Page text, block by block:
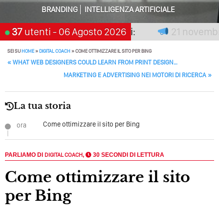
Perché Pubblicare Non Basta Più? Contenuti Di Valore O
Solo Rumore…
Perché Non Guadagni Sui Social Media? Probabilmente
Quali Sono Gli Errori Della Comunicazione Politica? Il
Caso Delle Braccia Incrociate
Come Promuoversi Nel Wedding? Il Mio Intervento Per
L’Accademia Del Wedding
BRANDING
INTELLIGENZA ARTIFICIALE
37 utenti - 06 Agosto 2026
chi aspetta, scegli: 21 novembre
SEI SUHOME»DIGITAL COACH»COME OTTIMIZZARE IL SITO PER BING
POST NAVIGATION
« WHAT WEB DESIGNERS COULD LEARN FROM PRINT DESIGN…
MARKETING E ADVERTISING NEI MOTORI DI RICERCA »
La tua storia
ora Come ottimizzare il sito per Bing
PARLIAMO DI DIGITAL COACH, 30 SECONDI DI LETTURA
Come ottimizzare il sito
per Bing